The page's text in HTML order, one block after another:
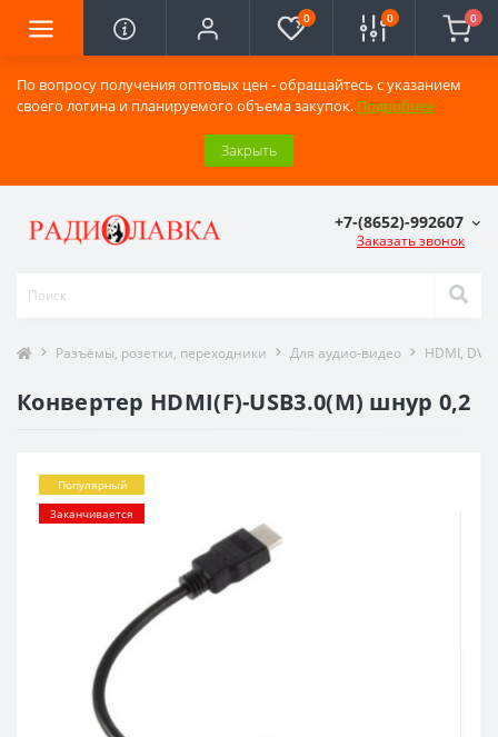
По вопросу получения оптовых цен - обращайтесь с указанием
своего логина и планируемого объема закупок. Подробнее
Закрыть
0 0 0
+7-(8652)-992607
Заказать звонок
Разъёмы, розетки, переходники Для аудио-видео HDMI, DVI,
Конвертер HDMI(F)-USB3.0(M) шнур 0,2
Популярный
Заканчивается